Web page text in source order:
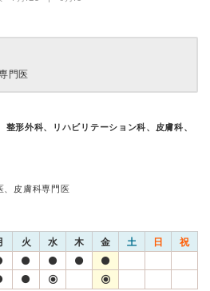
門医
整形外科、リハビリテーション科、皮膚科、
、皮膚科専門医
火 水 木 金 土 日 祝